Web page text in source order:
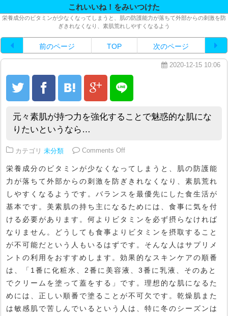
これいいね！をみいつけた
栄養成分のビタミンが少なくなってしまうと、肌の防護能力が落ちて外部からの刺激を防
ぎきれなくなり、素肌荒れしやすくなるよう
前のページ TOP 次のページ
2020-12-15 10:06
元々素肌が持つ力を強化することで魅惑的な肌にな
りたいというなら…
カテゴリ 未分類 Comments Offon 元々素肌が持つ力を強化する
栄養成分のビタミンが少なくなってしまうと、肌の防護能
力が落ちて外部からの刺激を防ぎきれなくなり、素肌荒れ
しやすくなるようです。バランスを最優先にした食生活が
基本です。美素肌の持ち主になるためには、食事に気を付
ける必要があります。何よりビタミンを必ず摂らなければ
なりません。どうしても食事よりビタミンを摂取すること
が不可能だという人もいるはずです。そんな人はサプリメ
ントの利用をおすすめします。効果的なスキンケアの順番
は、「1番に化粧水、2番に美容液、3番に乳液、そのあと
でクリームを塗って蓋をする」です。理想的な肌になるた
めには、正しい順番で塗ることが不可欠です。乾燥肌また
は敏感肌で苦しんでいるという人は、特に冬のシーズンは